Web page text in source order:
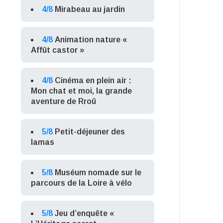
4/8 Mirabeau au jardin
4/8 Animation nature «
Affût castor »
4/8 Cinéma en plein air :
Mon chat et moi, la grande
aventure de Rroû
5/8 Petit-déjeuner des
lamas
5/8 Muséum nomade sur le
parcours de la Loire à vélo
5/8 Jeu d’enquête «